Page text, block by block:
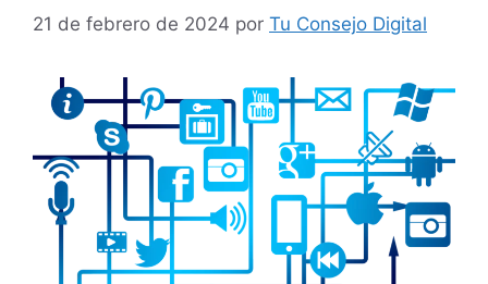
21 de febrero de 2024 por Tu Consejo Digital